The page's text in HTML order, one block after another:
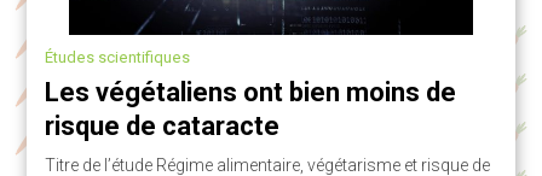
Études scientifiques
Les végétaliens ont bien moins de
risque de cataracte
Titre de l’étude Régime alimentaire, végétarisme et risque de